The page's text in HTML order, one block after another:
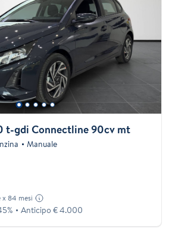
t-gdi Connectline 90cv mt
Manuale
x 84 mesi
Anticipo € 4.000